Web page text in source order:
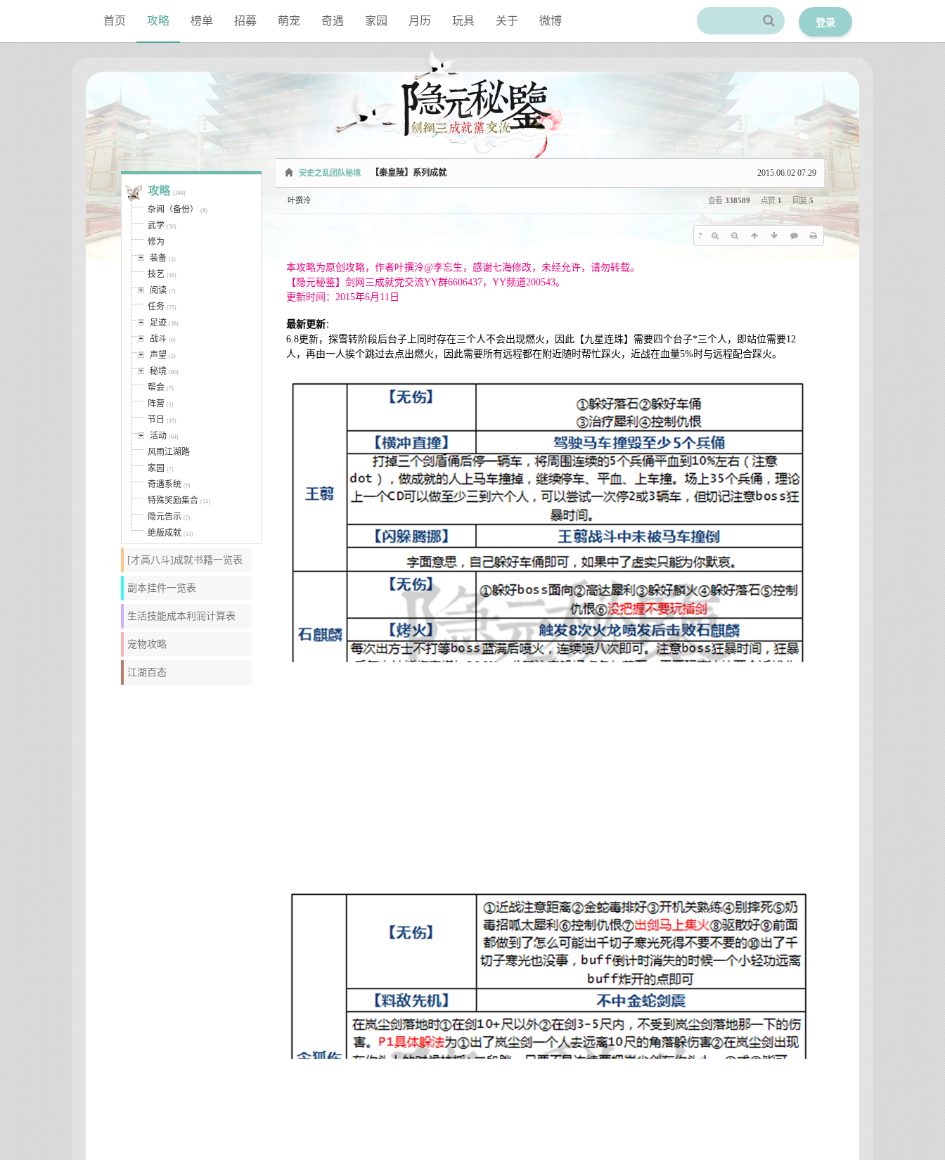
首页 攻略 榜单 招募 萌宠 奇遇 家园 月历 玩具 关于 微博 登录
安史之乱团队秘境 2015.06.02 07:29
【秦皇陵】系列成就
叶撰泠 查看 338589 点赞 1 回复 5
?
本攻略为原创攻略，作者叶撰泠@李忘生，感谢七海修改，未经允许，请勿转载。
【隐元秘鉴】剑网三成就党交流YY群6606437，YY频道200543。
更新时间：2015年6月11日
最新更新：
6.8更新，探雪转阶段后台子上同时存在三个人不会出现燃火，因此【九星连珠】需要四个台子*三个人，即站位需要12
人，再由一人挨个跳过去点出燃火，因此需要所有远程都在附近随时帮忙踩火，近战在血量5%时与远程配合踩火。
攻略 (344)
杂闻（备份） (8)
武学 (50)
修为
装备 (1)
技艺 (16)
阅读 (7)
任务 (25)
足迹 (38)
战斗 (6)
声望 (2)
秘境 (60)
帮会 (7)
阵营 (1)
节日 (19)
活动 (64)
风雨江湖路
家园 (7)
奇遇系统 (6)
特殊奖励集合 (14)
隐元告示 (2)
绝版成就 (11)
[才高八斗]成就书籍一览表
副本挂件一览表
生活技能成本利润计算表
宠物攻略
江湖百态
Sketchbook5, 스케치북5
Sketchbook5, 스케치북5